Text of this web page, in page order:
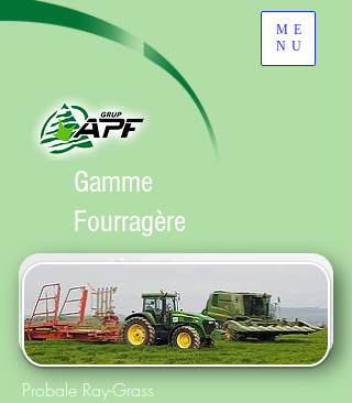
ME
NU
Gamme
Fourragère
Probale Ray-Grass